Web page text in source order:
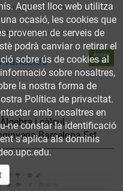
variables
Accés
obert
i càlcul
Barcelona Est
Aquest lloc web utilitza
ocasió, les cookies que
provenen de serveis de
podrà canviar o retirar el
sobre ús de cookies al
sobre nosaltres,
la nostra forma de
Política de privacitat.
amb nosaltres en
ne constar la identificació
s'aplica als dominis